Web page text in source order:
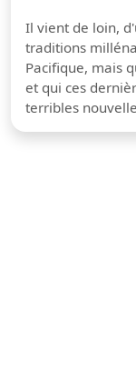
Il vient de loin,
traditions
Pacifique, mais
et qui ces
terribles